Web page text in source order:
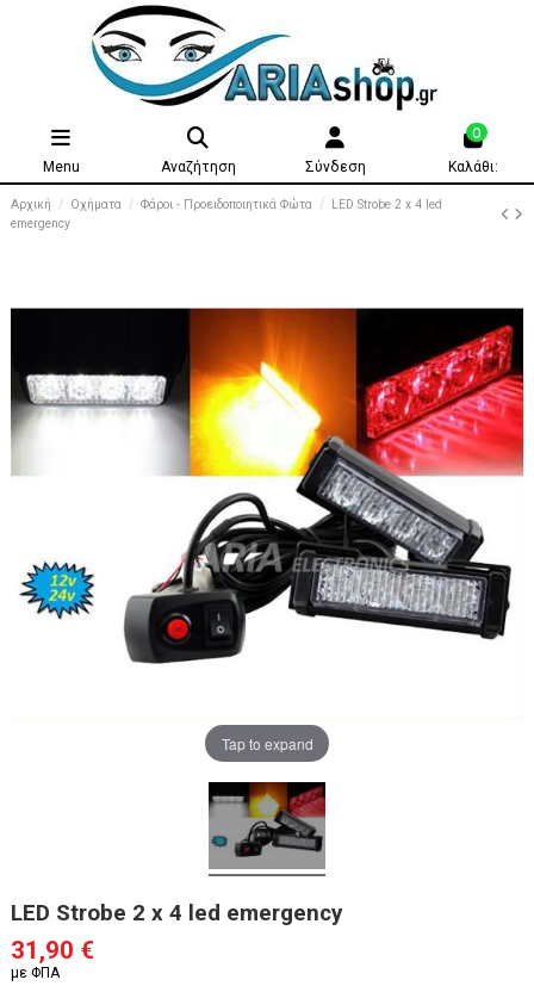
Menu Αναζήτηση Σύνδεση
0
Καλάθι:
Αρχική Οχήματα Φάροι - Προειδοποιητικά Φώτα
LED Strobe 2 x 4 led
emergency
Tap to expand
LED Strobe 2 x 4 led emergency
31,90 €
με ΦΠΑ